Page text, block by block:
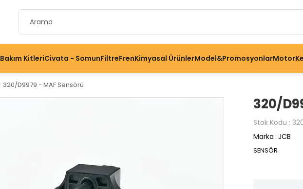
Bakım KitleriCivata - SomunFiltreFrenKimyasal ÜrünlerModel&PromosyonlarMotor
320/D9979 - MAF Sensörü
320/
Stok Kodu
Marka : JCB
SENSÖR